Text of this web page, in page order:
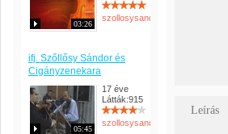
03:26
szollosysandor
ifj. Szőllősy Sándor és
Cigányzenekara
05:45
17 éve
Látták:915
szollosysandor
Leírás